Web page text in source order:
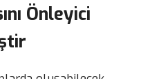
Önleyici